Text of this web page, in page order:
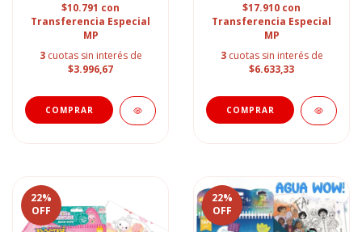
$10.791 con
Transferencia Especial
MP
3 cuotas sin interés de
$3.996,67
$17.910 con
Transferencia Especial
MP
3 cuotas sin interés de
$6.633,33
22%
OFF
22%
OFF